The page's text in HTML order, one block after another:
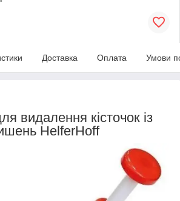
Доставка Оплата Умови
видалення кісточок із
HelferHoff